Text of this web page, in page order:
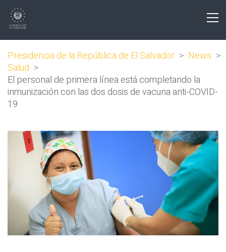
Presidencia de la República de El Salvador > News >
Salud >
El personal de primera línea está completando la
inmunización con las dos dosis de vacuna anti-COVID-
19